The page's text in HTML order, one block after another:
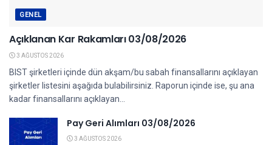
GENEL
Açıklanan Kar Rakamları 03/08/2026
3 AĞUSTOS 2026
BIST şirketleri içinde dün akşam/bu sabah finansallarını açıklayan
şirketler listesini aşağıda bulabilirsiniz. Raporun içinde ise, şu ana
kadar finansallarını açıklayan...
Pay Geri Alımları 03/08/2026
3 AĞUSTOS 2026